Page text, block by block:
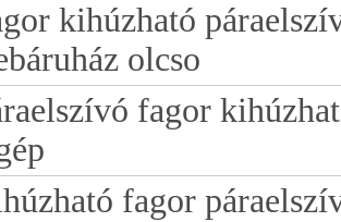
kihúzható
olcso
fagor
fagor